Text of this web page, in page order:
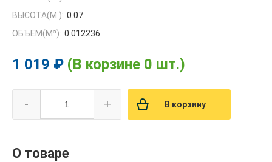
ВЫСОТА(М.): 0.07
ОБЪЕМ(M³): 0.012236
1 019 ₽ (В корзине 0 шт.)
- + В корзину
О товаре